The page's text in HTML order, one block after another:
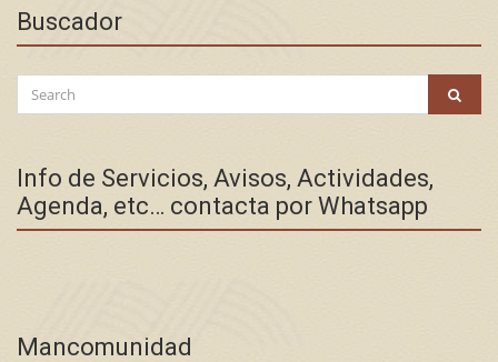
Buscador
Search
for:
Info de Servicios, Avisos, Actividades,
Agenda, etc… contacta por Whatsapp
Mancomunidad